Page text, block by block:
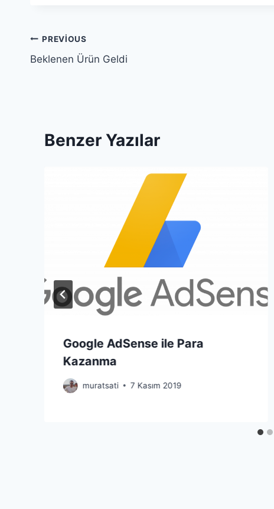
Yazı
gezinmesi
PREVIOUS
Beklenen Ürün Geldi
Benzer Yazılar
Google AdSense ile Para
Kazanma
muratsati 7 Kasım 2019